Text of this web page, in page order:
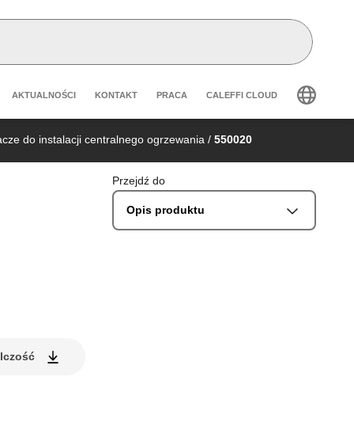
Header secondary navigation
AKTUALNOŚCI KONTAKT PRACA CALEFFI CLOUD
do instalacji centralnego ogrzewania / 550020
Przejdź do
Opis produktu